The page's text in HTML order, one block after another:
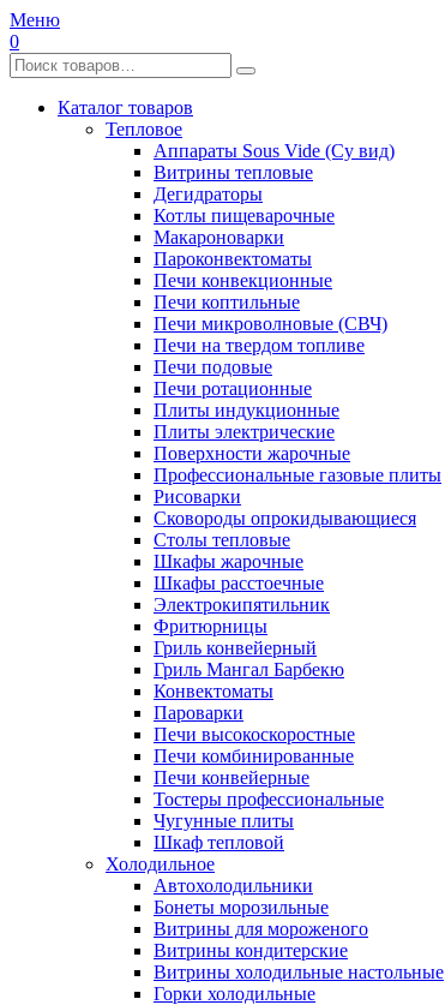
Меню
0
Каталог товаров
Тепловое
Аппараты Sous Vide (Су вид)
Витрины тепловые
Дегидраторы
Котлы пищеварочные
Макароноварки
Пароконвектоматы
Печи конвекционные
Печи коптильные
Печи микроволновые (СВЧ)
Печи на твердом топливе
Печи подовые
Печи ротационные
Плиты индукционные
Плиты электрические
Поверхности жарочные
Профессиональные газовые плиты
Рисоварки
Сковороды опрокидывающиеся
Столы тепловые
Шкафы жарочные
Шкафы расстоечные
Электрокипятильник
Фритюрницы
Гриль конвейерный
Гриль Мангал Барбекю
Конвектоматы
Пароварки
Печи высокоскоростные
Печи комбинированные
Печи конвейерные
Тостеры профессиональные
Чугунные плиты
Шкаф тепловой
Холодильное
Автохолодильники
Бонеты морозильные
Витрины для мороженого
Витрины кондитерские
Витрины холодильные настольные
Горки холодильные